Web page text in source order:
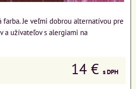
Je veľmi dobrou alternatívou pre
a užívateľov s alergiami na
14 € s DPH